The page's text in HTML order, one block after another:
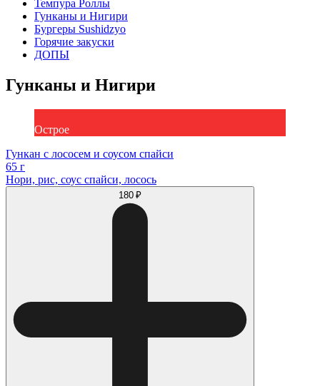
Темпура Роллы
Гунканы и Нигири
Бургеры Sushidzyo
Горячие закуски
ДОПЫ
Гунканы и Нигири
Острое
Гункан с лососем и соусом спайси
65 г
Нори, рис, соус спайси, лосось
180 ₽